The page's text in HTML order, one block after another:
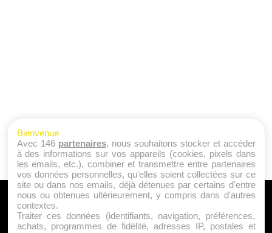
A PROPOS
Qui sommes nous ?
Bienvenue
Avec 146 partenaires, nous souhaitons stocker et accéder
à des informations sur vos appareils (cookies, pixels dans
les emails, etc.), combiner et transmettre entre partenaires
vos données personnelles, qu'elles soient collectées sur ce
site ou dans nos emails, déjà détenues par certains d'entre
nous ou obtenues ultérieurement, y compris dans d'autres
contextes.
Traiter ces données (identifiants, navigation, préférences,
achats, programmes de fidélité, adresses IP, postales et